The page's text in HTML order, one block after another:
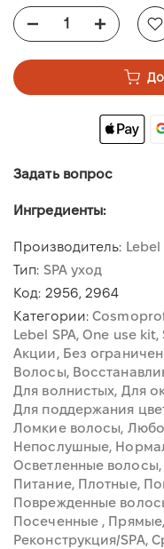
Задать вопрос
Ингредиенты:
Производитель: Lebel
Тип: SPA уход
Код: 2956, 2964
Категории:
Lebel SPA One use kit
Акции Без
Волосы
Для волнистых Для
Для поддержания
Ломкие волосы
Непослушные
Осветленные волосы
Питание Плотные
Поврежденные
Посеченные
Прямые
Реконструкция/SPA